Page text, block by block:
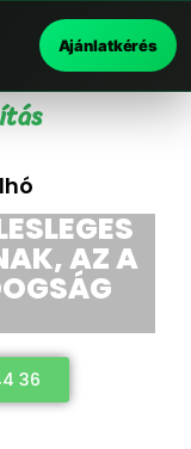
Ajánlatkérés
AZ A
36